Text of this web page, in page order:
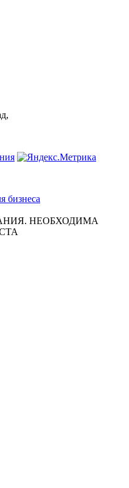
бизнеса
НЕОБХОДИМА